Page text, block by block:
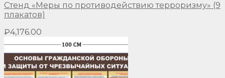
Стенд «Меры по противодействию терроризму» (9
плакатов)
₽4,176.00